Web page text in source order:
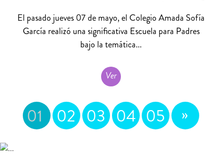
El pasado jueves 07 de mayo, el Colegio Amada Sofía
García realizó una significativa Escuela para Padres
bajo la temática...
Ver
01 02 03 04 05 »